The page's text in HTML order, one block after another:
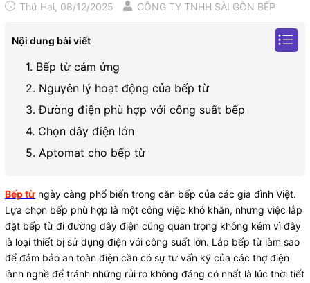
Thứ Hai, 08/12/2025 CÔNG TY TNHH SÀI GÒN BẾP
Nội dung bài viết
1. Bếp từ cảm ứng
2. Nguyên lý hoạt động của bếp từ
3. Đường điện phù hợp với công suất bếp
4. Chọn dây điện lớn
5. Aptomat cho bếp từ
Bếp từ ngày càng phổ biến trong căn bếp của các gia đình Việt.
Lựa chọn bếp phù hợp là một công việc khó khăn, nhưng việc lắp
đặt bếp từ đi đường dây điện cũng quan trọng không kém vì đây
là loại thiết bị sử dụng điện với công suất lớn. Lắp bếp từ làm sao
để đảm bảo an toàn điện cần có sự tư vấn kỹ của các thợ điện
lành nghề để tránh những rủi ro không đáng có nhất là lúc thời tiết